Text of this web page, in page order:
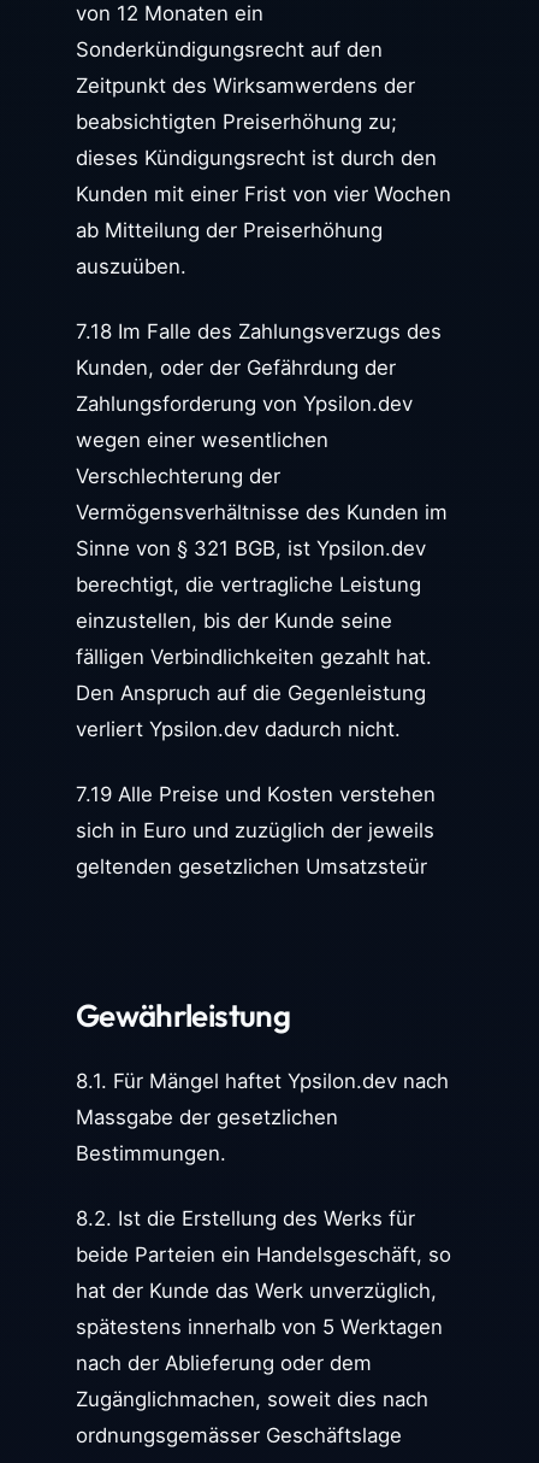
von 12 Monaten ein
Sonderkündigungsrecht auf den
Zeitpunkt des Wirksamwerdens der
beabsichtigten Preiserhöhung zu;
dieses Kündigungsrecht ist durch den
Kunden mit einer Frist von vier Wochen
ab Mitteilung der Preiserhöhung
auszuüben.
7.18 Im Falle des Zahlungsverzugs des
Kunden, oder der Gefährdung der
Zahlungsforderung von Ypsilon.dev
wegen einer wesentlichen
Verschlechterung der
Vermögensverhältnisse des Kunden im
Sinne von § 321 BGB, ist Ypsilon.dev
berechtigt, die vertragliche Leistung
einzustellen, bis der Kunde seine
fälligen Verbindlichkeiten gezahlt hat.
Den Anspruch auf die Gegenleistung
verliert Ypsilon.dev dadurch nicht.
7.19 Alle Preise und Kosten verstehen
sich in Euro und zuzüglich der jeweils
geltenden gesetzlichen Umsatzsteür
Gewährleistung
8.1. Für Mängel haftet Ypsilon.dev nach
Massgabe der gesetzlichen
Bestimmungen.
8.2. Ist die Erstellung des Werks für
beide Parteien ein Handelsgeschäft, so
hat der Kunde das Werk unverzüglich,
spätestens innerhalb von 5 Werktagen
nach der Ablieferung oder dem
Zugänglichmachen, soweit dies nach
ordnungsgemässer Geschäftslage